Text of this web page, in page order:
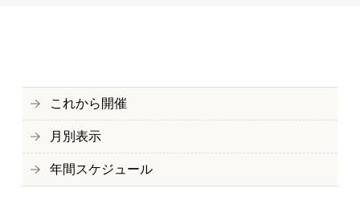
これから開催
月別表示
年間スケジュール